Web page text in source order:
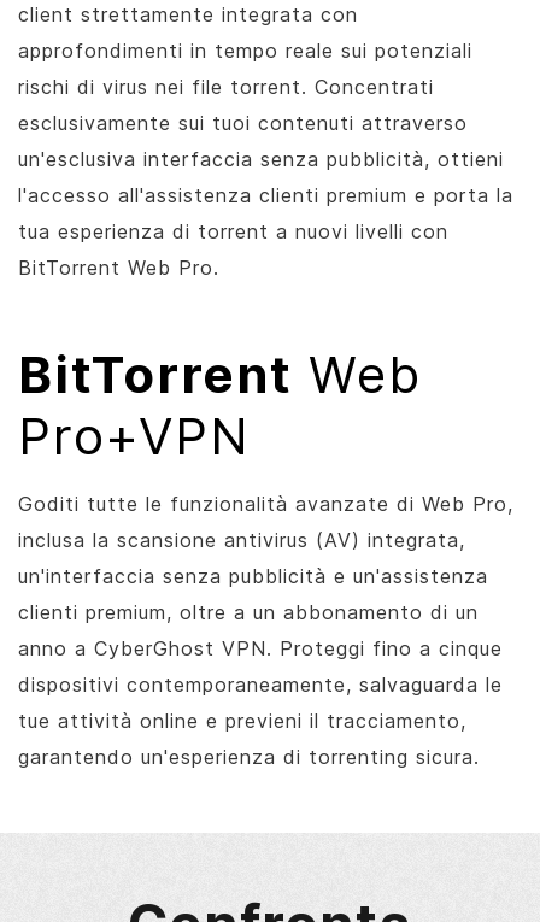
client strettamente integrata con
approfondimenti in tempo reale sui potenziali
rischi di virus nei file torrent. Concentrati
esclusivamente sui tuoi contenuti attraverso
un'esclusiva interfaccia senza pubblicità, ottieni
l'accesso all'assistenza clienti premium e porta la
tua esperienza di torrent a nuovi livelli con
BitTorrent Web Pro.
BitTorrent Web
Pro+VPN
Goditi tutte le funzionalità avanzate di Web Pro,
inclusa la scansione antivirus (AV) integrata,
un'interfaccia senza pubblicità e un'assistenza
clienti premium, oltre a un abbonamento di un
anno a CyberGhost VPN. Proteggi fino a cinque
dispositivi contemporaneamente, salvaguarda le
tue attività online e previeni il tracciamento,
garantendo un'esperienza di torrenting sicura.